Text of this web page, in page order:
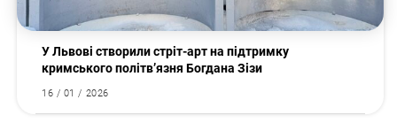
У Львові створили стріт-арт на підтримку
кримського політв’язня Богдана Зізи
16 / 01 / 2026